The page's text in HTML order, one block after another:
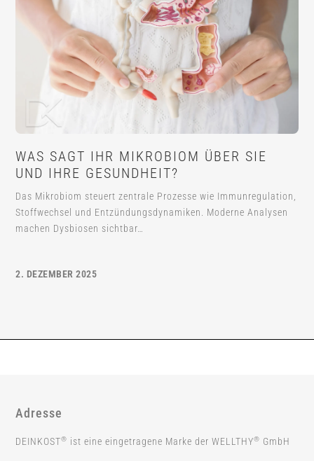
WAS SAGT IHR MIKROBIOM ÜBER SIE
UND IHRE GESUNDHEIT?
Das Mikrobiom steuert zentrale Prozesse wie Immunregulation,
Stoffwechsel und Entzündungsdynamiken. Moderne Analysen
machen Dysbiosen sichtbar…
2. DEZEMBER 2025
Adresse
DEINKOST® ist eine eingetragene Marke der WELLTHY® GmbH